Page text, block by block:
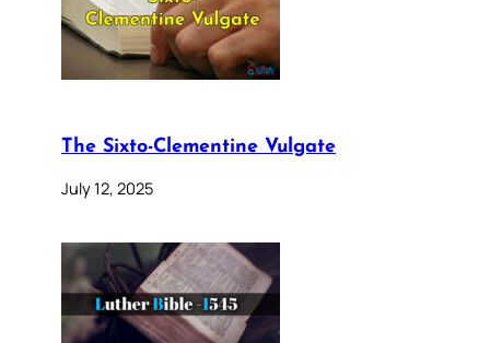
The Sixto-Clementine Vulgate
July 12, 2025